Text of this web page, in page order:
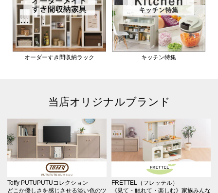
オーダーすき間収納ラック キッチン特集
当店オリジナルブランド
Toffy PUTUPUTUコレクション
どこか優しさを感じさせる淡い色のツ
FRETTEL（フレッテル）
《見て・触れて・楽しむ》家族みんな